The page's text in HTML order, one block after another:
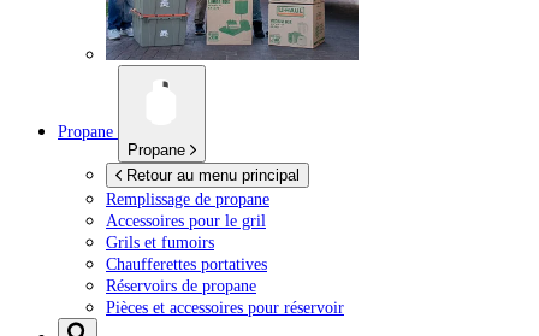
Propane
Propane
Retour au menu principal
Remplissage de propane
Accessoires pour le gril
Grils et fumoirs
Chaufferettes portatives
Réservoirs de propane
Pièces et accessoires pour réservoir